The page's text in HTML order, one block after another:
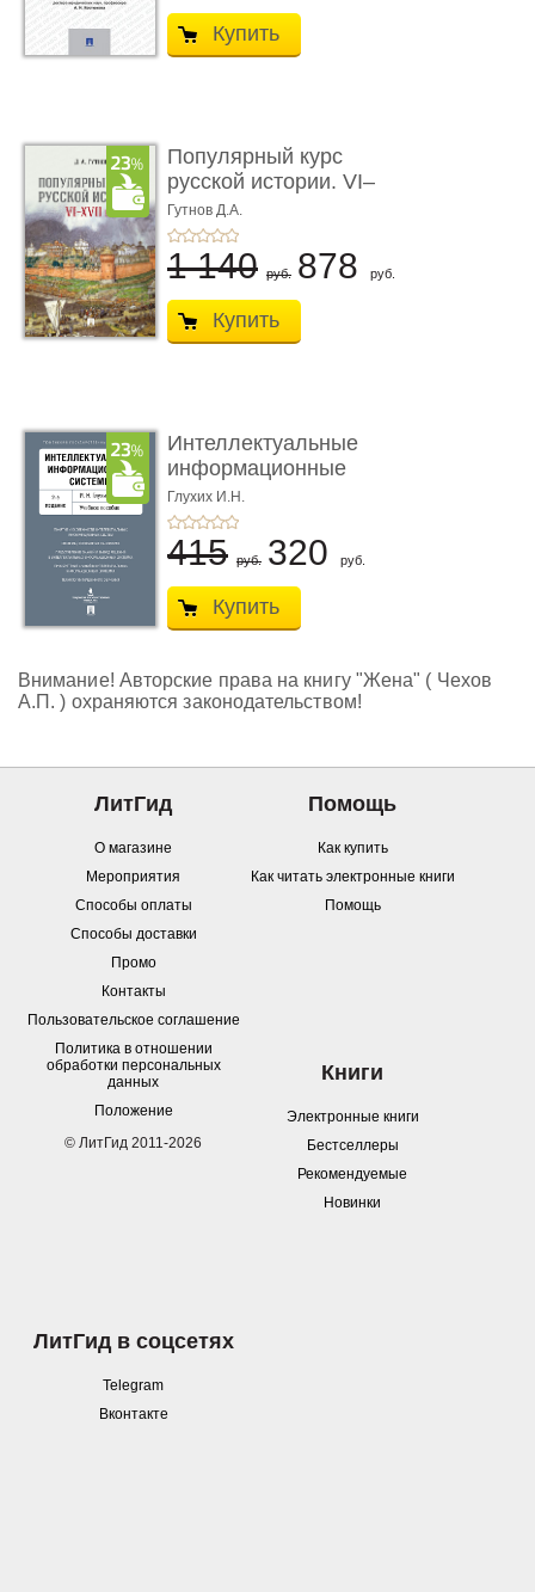
Купить
Популярный курс
русской истории. VI–
XVII вв. Учеб ...
Гутнов Д.А.
1 140 руб. 878 руб.
Купить
Интеллектуальные
информационные
системы. 2-е и ...
Глухих И.Н.
415 руб. 320 руб.
Купить
Внимание! Авторские права на книгу "Жена" ( Чехов
А.П. ) охраняются законодательством!
ЛитГид
О магазине
Мероприятия
Способы оплаты
Способы доставки
Промо
Контакты
Пользовательское соглашение
Политика в отношении
обработки персональных
данных
Положение
© ЛитГид 2011-2026
Помощь
Как купить
Как читать электронные книги
Помощь
Книги
Электронные книги
Бестселлеры
Рекомендуемые
Новинки
ЛитГид в соцсетях
Telegram
Вконтакте